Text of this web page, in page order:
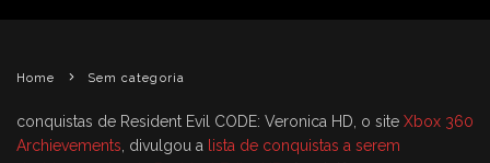
Home
Sem categoria
conquistas de Resident Evil CODE: Veronica HD, o site Xbox 360
Archievements , divulgou a
lista de conquistas a serem